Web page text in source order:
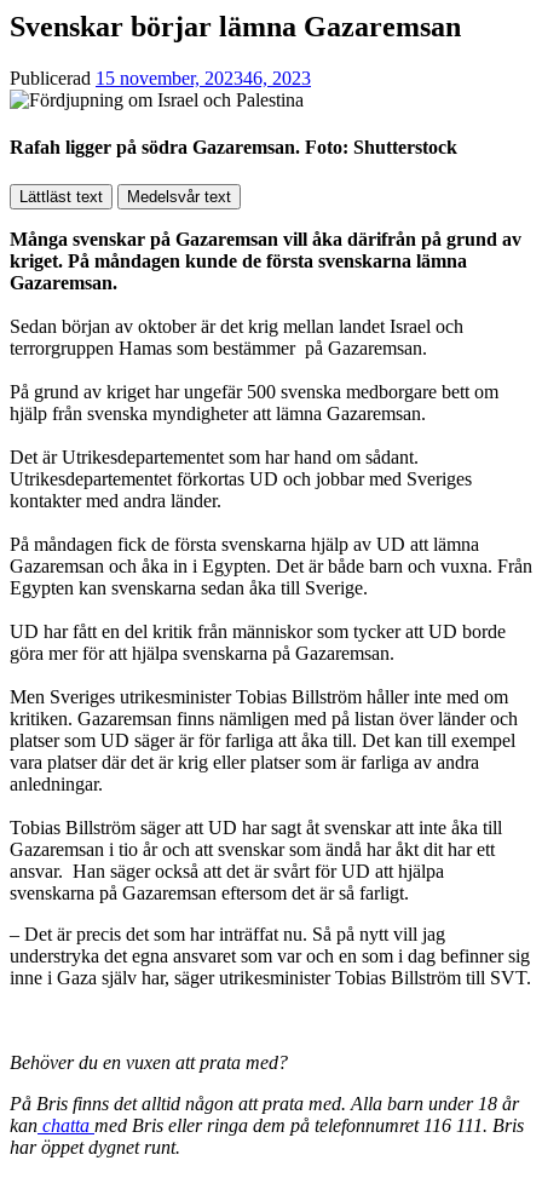
Svenskar börjar lämna Gazaremsan
Publicerad 15 november, 202346, 2023
Rafah ligger på södra Gazaremsan. Foto: Shutterstock
Lättläst text Medelsvår text
Många svenskar på Gazaremsan vill åka därifrån på grund av
kriget. På måndagen kunde de första svenskarna lämna
Gazaremsan.
Sedan början av oktober är det krig mellan landet Israel och
terrorgruppen Hamas som bestämmer på Gazaremsan.
På grund av kriget har ungefär 500 svenska medborgare bett om
hjälp från svenska myndigheter att lämna Gazaremsan.
Det är Utrikesdepartementet som har hand om sådant.
Utrikesdepartementet förkortas UD och jobbar med Sveriges
kontakter med andra länder.
På måndagen fick de första svenskarna hjälp av UD att lämna
Gazaremsan och åka in i Egypten. Det är både barn och vuxna. Från
Egypten kan svenskarna sedan åka till Sverige.
UD har fått en del kritik från människor som tycker att UD borde
göra mer för att hjälpa svenskarna på Gazaremsan.
Men Sveriges utrikesminister Tobias Billström håller inte med om
kritiken. Gazaremsan finns nämligen med på listan över länder och
platser som UD säger är för farliga att åka till. Det kan till exempel
vara platser där det är krig eller platser som är farliga av andra
anledningar.
Tobias Billström säger att UD har sagt åt svenskar att inte åka till
Gazaremsan i tio år och att svenskar som ändå har åkt dit har ett
ansvar. Han säger också att det är svårt för UD att hjälpa
svenskarna på Gazaremsan eftersom det är så farligt.
– Det är precis det som har inträffat nu. Så på nytt vill jag
understryka det egna ansvaret som var och en som i dag befinner sig
inne i Gaza själv har, säger utrikesminister Tobias Billström till SVT.
Behöver du en vuxen att prata med?
På Bris finns det alltid någon att prata med. Alla barn under 18 år
kan chatta med Bris eller ringa dem på telefonnumret 116 111. Bris
har öppet dygnet runt.